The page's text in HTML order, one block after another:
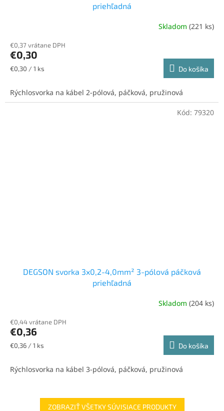
priehľadná
Skladom (221 ks)
€0,37 vrátane DPH
€0,30
Jednotková
€0,30 / 1 ks Do košíka
Rýchlosvorka na kábel 2-pólová, páčková, pružinová
DEGSON svorka 3x0,2-4,0mm² 3-pólová páčková
priehľadná
Skladom (204 ks)
€0,44 vrátane DPH
€0,36
Jednotková
€0,36 / 1 ks Do košíka
Rýchlosvorka na kábel 3-pólová, páčková, pružinová
Kód: 79320
ZOBRAZIŤ VŠETKY SÚVISIACE PRODUKTY